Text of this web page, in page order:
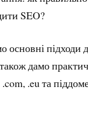
SEO?
основні
дамо
.eu та